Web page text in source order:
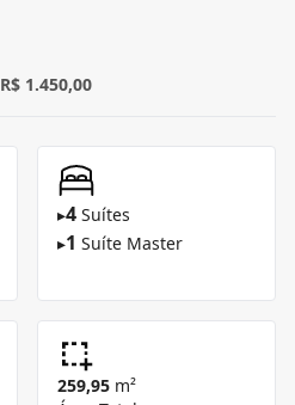
R$ 1.450,00
▸4 Suítes
▸1 Suíte Master
259,95 m²